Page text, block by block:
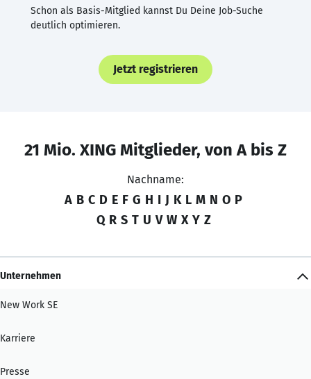
Schon als Basis-Mitglied kannst Du Deine Job-Suche
deutlich optimieren.
Jetzt registrieren
21 Mio. XING Mitglieder, von A bis Z
Nachname:
A B C D E F G H I J K L M N O P
Q R S T U V W X Y Z
Unternehmen
New Work SE
Karriere
Presse